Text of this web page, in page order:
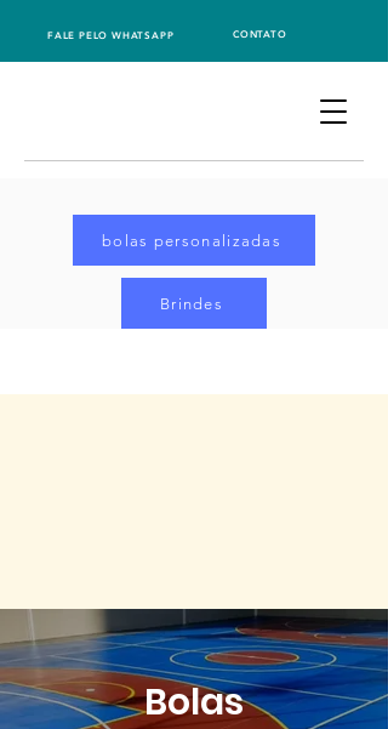
FALE PELO WHATSAPP CONTATO
bolas personalizadas
Brindes
Bolas